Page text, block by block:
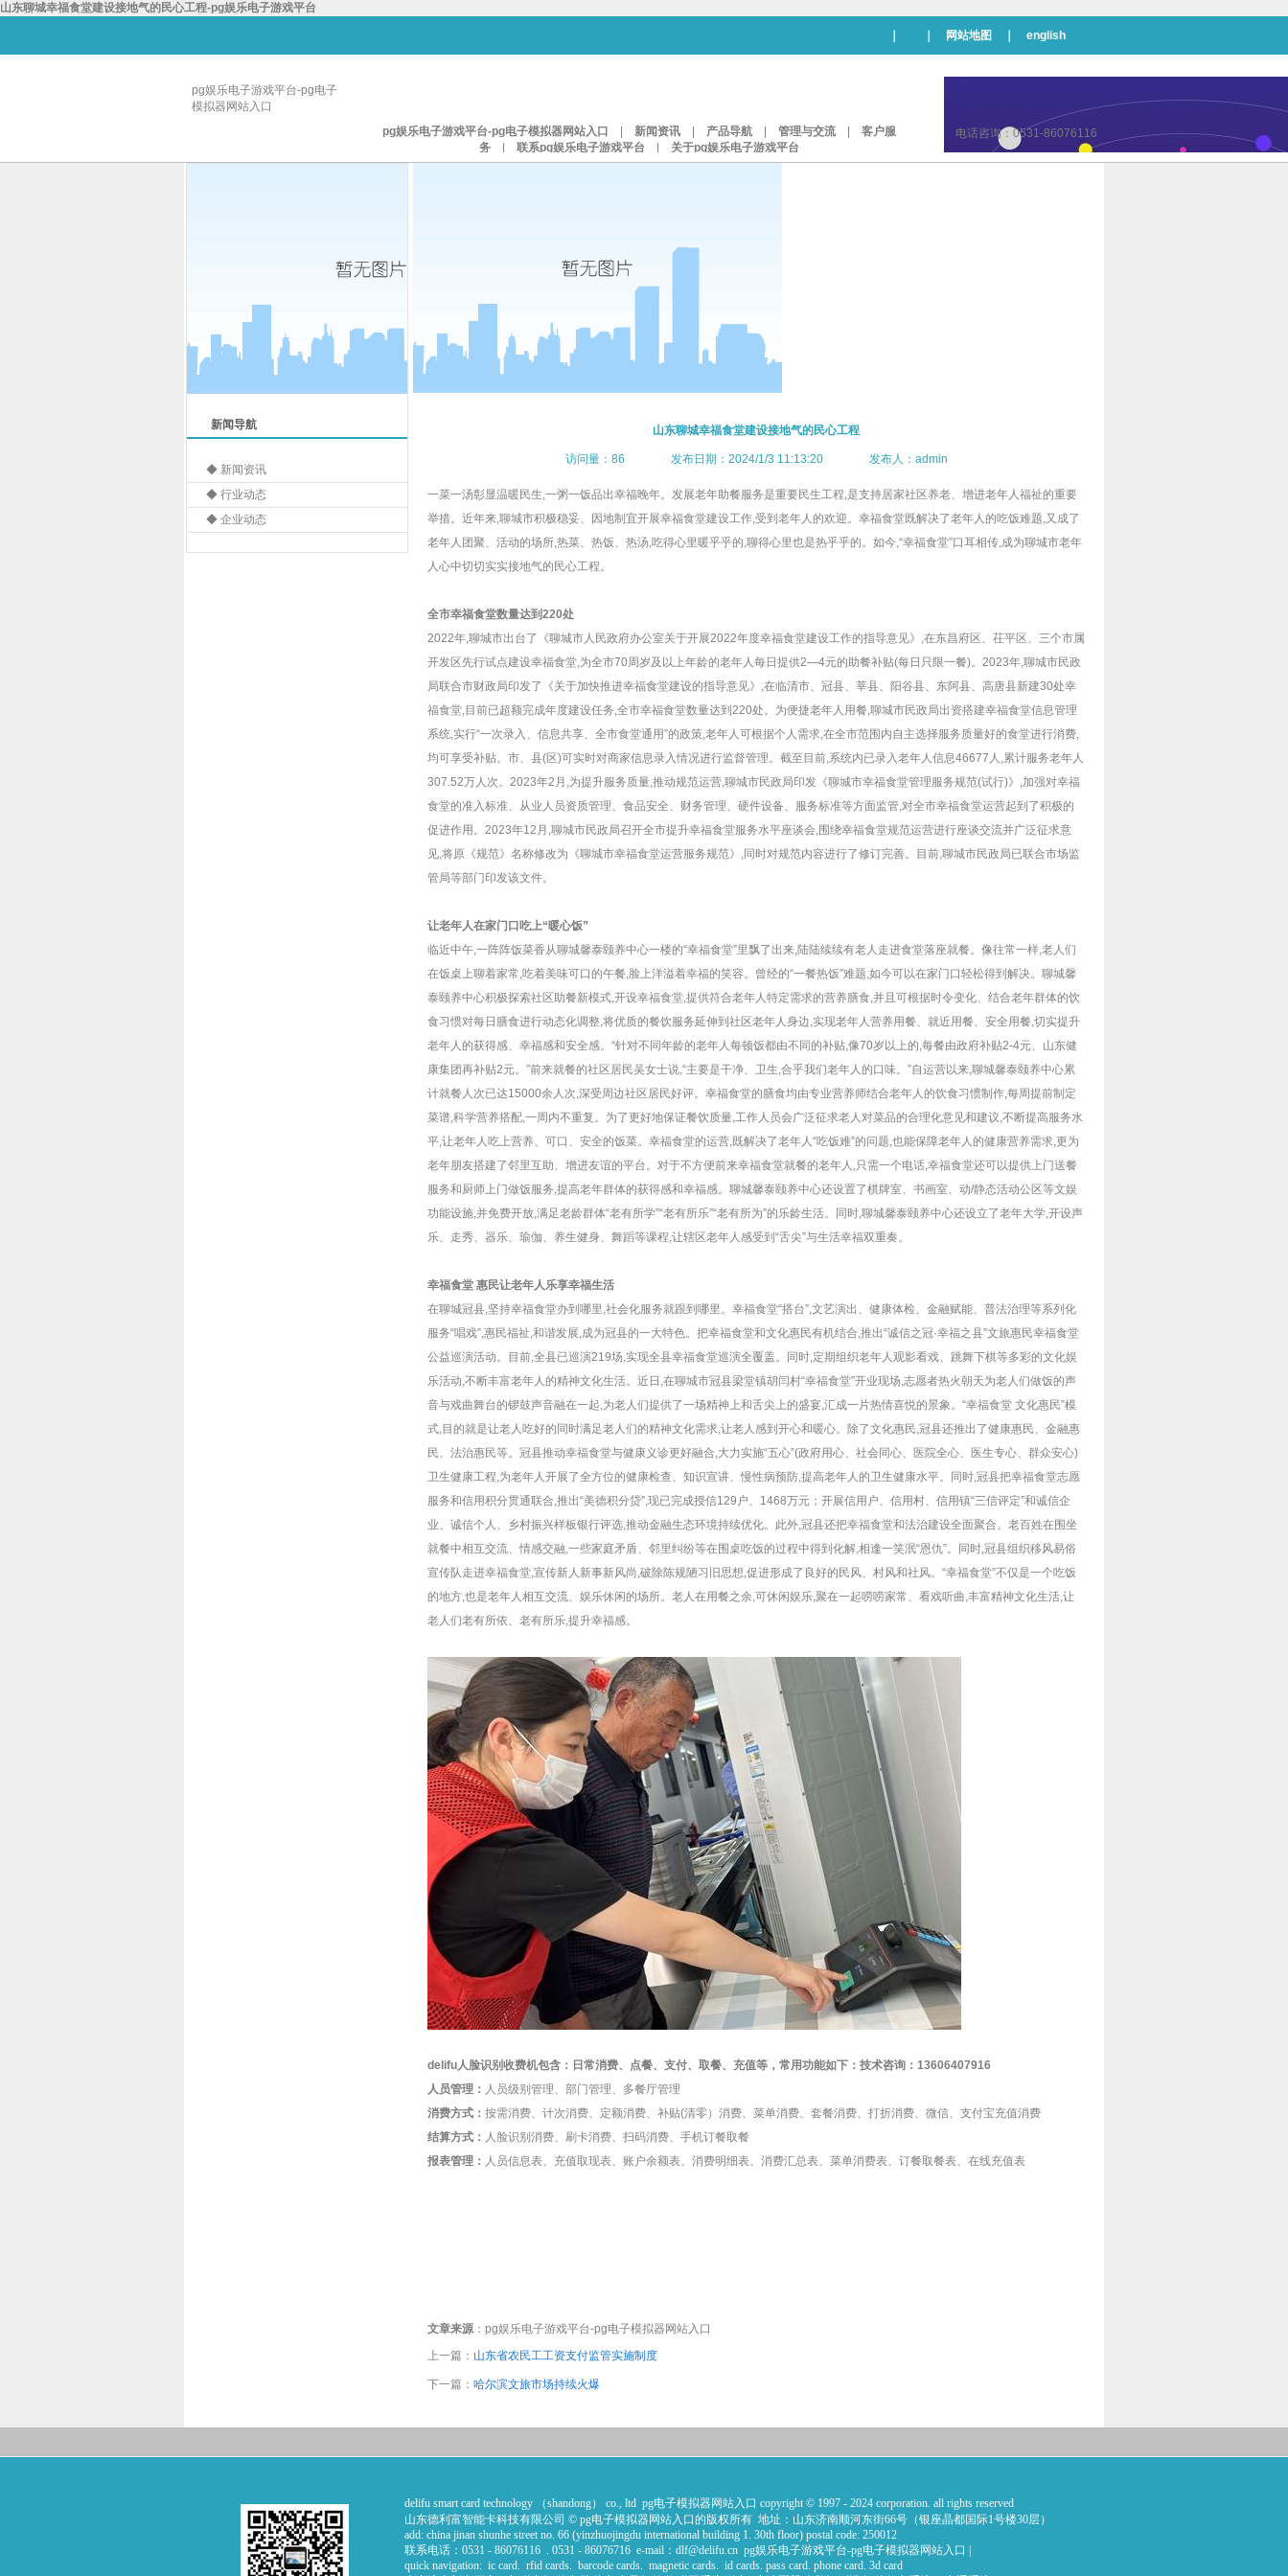
山东聊城幸福食堂建设接地气的民心工程-pg娱乐电子游戏平台
网站地图 english
电话咨询：0531-86076116
pg娱乐电子游戏平台-pg电子模拟器网站入口 新闻资讯 产品导航 管理与交流
客户服
务
联系pg娱乐电子游戏平台 关于pg娱乐电子游戏平台
pg娱乐电子游戏平台-pg电子
模拟器网站入口
新闻导航
◆ 新闻资讯
◆ 行业动态
◆ 企业动态
山东聊城幸福食堂建设接地气的民心工程
访问量：86 发布日期：2024/1/3 11:13:20 发布人：admin
一菜一汤彰显温暖民生,一粥一饭品出幸福晚年。发展老年助餐服务是重要民生工程,是支持居家社区养老、增进老年人福祉的重要
举措。近年来,聊城市积极稳妥、因地制宜开展幸福食堂建设工作,受到老年人的欢迎。幸福食堂既解决了老年人的吃饭难题,又成了
老年人团聚、活动的场所,热菜、热饭、热汤,吃得心里暖乎乎的,聊得心里也是热乎乎的。如今,“幸福食堂”口耳相传,成为聊城市老年
人心中切切实实接地气的民心工程。
全市幸福食堂数量达到220处
2022年,聊城市出台了《聊城市人民政府办公室关于开展2022年度幸福食堂建设工作的指导意见》,在东昌府区、茌平区、三个市属
开发区先行试点建设幸福食堂,为全市70周岁及以上年龄的老年人每日提供2—4元的助餐补贴(每日只限一餐)。2023年,聊城市民政
局联合市财政局印发了《关于加快推进幸福食堂建设的指导意见》,在临清市、冠县、莘县、阳谷县、东阿县、高唐县新建30处幸
福食堂,目前已超额完成年度建设任务,全市幸福食堂数量达到220处。为便捷老年人用餐,聊城市民政局出资搭建幸福食堂信息管理
系统,实行“一次录入、信息共享、全市食堂通用”的政策,老年人可根据个人需求,在全市范围内自主选择服务质量好的食堂进行消费,
均可享受补贴。市、县(区)可实时对商家信息录入情况进行监督管理。截至目前,系统内已录入老年人信息46677人,累计服务老年人
307.52万人次。2023年2月,为提升服务质量,推动规范运营,聊城市民政局印发《聊城市幸福食堂管理服务规范(试行)》,加强对幸福
食堂的准入标准、从业人员资质管理、食品安全、财务管理、硬件设备、服务标准等方面监管,对全市幸福食堂运营起到了积极的
促进作用。2023年12月,聊城市民政局召开全市提升幸福食堂服务水平座谈会,围绕幸福食堂规范运营进行座谈交流并广泛征求意
见,将原《规范》名称修改为《聊城市幸福食堂运营服务规范》,同时对规范内容进行了修订完善。目前,聊城市民政局已联合市场监
管局等部门印发该文件。
让老年人在家门口吃上“暖心饭”
临近中午,一阵阵饭菜香从聊城馨泰颐养中心一楼的“幸福食堂”里飘了出来,陆陆续续有老人走进食堂落座就餐。像往常一样,老人们
在饭桌上聊着家常,吃着美味可口的午餐,脸上洋溢着幸福的笑容。曾经的“一餐热饭”难题,如今可以在家门口轻松得到解决。聊城馨
泰颐养中心积极探索社区助餐新模式,开设幸福食堂,提供符合老年人特定需求的营养膳食,并且可根据时令变化、结合老年群体的饮
食习惯对每日膳食进行动态化调整,将优质的餐饮服务延伸到社区老年人身边,实现老年人营养用餐、就近用餐、安全用餐,切实提升
老年人的获得感、幸福感和安全感。“针对不同年龄的老年人每顿饭都由不同的补贴,像70岁以上的,每餐由政府补贴2-4元、山东健
康集团再补贴2元。”前来就餐的社区居民吴女士说,“主要是干净、卫生,合乎我们老年人的口味。”自运营以来,聊城馨泰颐养中心累
计就餐人次已达15000余人次,深受周边社区居民好评。幸福食堂的膳食均由专业营养师结合老年人的饮食习惯制作,每周提前制定
菜谱,科学营养搭配,一周内不重复。为了更好地保证餐饮质量,工作人员会广泛征求老人对菜品的合理化意见和建议,不断提高服务水
平,让老年人吃上营养、可口、安全的饭菜。幸福食堂的运营,既解决了老年人“吃饭难”的问题,也能保障老年人的健康营养需求,更为
老年朋友搭建了邻里互助、增进友谊的平台。对于不方便前来幸福食堂就餐的老年人,只需一个电话,幸福食堂还可以提供上门送餐
服务和厨师上门做饭服务,提高老年群体的获得感和幸福感。聊城馨泰颐养中心还设置了棋牌室、书画室、动/静态活动公区等文娱
功能设施,并免费开放,满足老龄群体“老有所学”“老有所乐”“老有所为”的乐龄生活。同时,聊城馨泰颐养中心还设立了老年大学,开设声
乐、走秀、器乐、瑜伽、养生健身、舞蹈等课程,让辖区老年人感受到“舌尖”与生活幸福双重奏。
幸福食堂 惠民让老年人乐享幸福生活
在聊城冠县,坚持幸福食堂办到哪里,社会化服务就跟到哪里。幸福食堂“搭台”,文艺演出、健康体检、金融赋能、普法治理等系列化
服务“唱戏”,惠民福祉,和谐发展,成为冠县的一大特色。把幸福食堂和文化惠民有机结合,推出“诚信之冠·幸福之县”文旅惠民幸福食堂
公益巡演活动。目前,全县已巡演219场,实现全县幸福食堂巡演全覆盖。同时,定期组织老年人观影看戏、跳舞下棋等多彩的文化娱
乐活动,不断丰富老年人的精神文化生活。近日,在聊城市冠县梁堂镇胡闫村“幸福食堂”开业现场,志愿者热火朝天为老人们做饭的声
音与戏曲舞台的锣鼓声音融在一起,为老人们提供了一场精神上和舌尖上的盛宴,汇成一片热情喜悦的景象。“幸福食堂 文化惠民”模
式,目的就是让老人吃好的同时满足老人们的精神文化需求,让老人感到开心和暖心。除了文化惠民,冠县还推出了健康惠民、金融惠
民、法治惠民等。冠县推动幸福食堂与健康义诊更好融合,大力实施“五心”(政府用心、社会同心、医院全心、医生专心、群众安心)
卫生健康工程,为老年人开展了全方位的健康检查、知识宣讲、慢性病预防,提高老年人的卫生健康水平。同时,冠县把幸福食堂志愿
服务和信用积分贯通联合,推出“美德积分贷”,现已完成授信129户、1468万元；开展信用户、信用村、信用镇“三信评定”和诚信企
业、诚信个人、乡村振兴样板银行评选,推动金融生态环境持续优化。此外,冠县还把幸福食堂和法治建设全面聚合。老百姓在围坐
就餐中相互交流、情感交融,一些家庭矛盾、邻里纠纷等在围桌吃饭的过程中得到化解,相逢一笑泯“恩仇”。同时,冠县组织移风易俗
宣传队走进幸福食堂,宣传新人新事新风尚,破除陈规陋习旧思想,促进形成了良好的民风、村风和社风。“幸福食堂”不仅是一个吃饭
的地方,也是老年人相互交流、娱乐休闲的场所。老人在用餐之余,可休闲娱乐,聚在一起唠唠家常、看戏听曲,丰富精神文化生活,让
老人们老有所依、老有所乐,提升幸福感。
delifu人脸识别收费机包含：日常消费、点餐、支付、取餐、充值等，常用功能如下：技术咨询：13606407916
人员管理： 人员级别管理、部门管理、多餐厅管理
消费方式： 按需消费、计次消费、定额消费、补贴(清零）消费、菜单消费、套餐消费、打折消费、微信、支付宝充值消费
结算方式： 人脸识别消费、刷卡消费、扫码消费、手机订餐取餐
报表管理： 人员信息表、充值取现表、账户余额表、消费明细表、消费汇总表、菜单消费表、订餐取餐表、在线充值表
文章来源： pg娱乐电子游戏平台-pg电子模拟器网站入口
上一篇： 山东省农民工工资支付监管实施制度
下一篇： 哈尔滨文旅市场持续火爆
delifu smart card technology （shandong） co., ltd pg电子模拟器网站入口 copyright © 1997 - 2024 corporation. all rights reserved
山东德利富智能卡科技有限公司 © pg电子模拟器网站入口的版权所有 地址：山东济南顺河东街66号（银座晶都国际1号楼30层）
add: china jinan shunhe street no. 66 (yinzhuojingdu international building 1. 30th floor) postal code: 250012
联系电话：0531 - 86076116 . 0531 - 86076716 e-mail： dlf@delifu.cn pg娱乐电子游戏平台-pg电子模拟器网站入口
quick navigation: ic card. rfid cards. barcode cards. magnetic cards. id cards. pass card. phone card. 3d card